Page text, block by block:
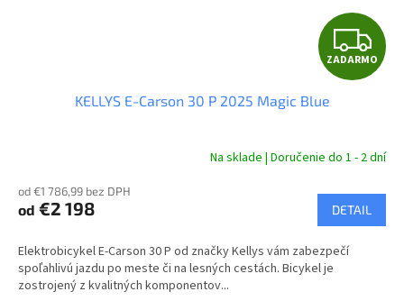
Z
A
A
R
M
ZADARMO
KELLYS E-Carson 30 P 2025 Magic Blue
Na sklade | Doručenie do 1 - 2 dní
od €1 786,99 bez DPH
od €2 198 DETAIL
Elektrobicykel E-Carson 30 P od značky Kellys vám zabezpečí
spoľahlivú jazdu po meste či na lesných cestách. Bicykel je
zostrojený z kvalitných komponentov...